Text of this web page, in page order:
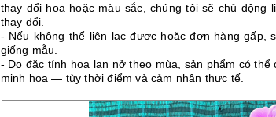
thay đổi hoa hoặc màu sắc, chúng tôi sẽ chủ
thay đổi.
- Nếu không thể liên lạc được hoặc đơn hàng gấp,
giống mẫu.
- Do đặc tính hoa lan nở theo mùa, sản phẩm có
minh họa — tùy thời điểm và cảm nhận thực tế.